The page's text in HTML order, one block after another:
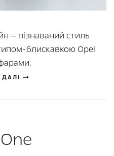
— пізнаваний стиль
блискавкою Opel